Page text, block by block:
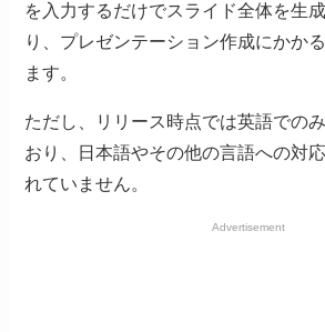
を入力するだけでスライド全体を生
り、プレゼンテーション作成にかか
ます。
ただし、リリース時点では英語での
おり、日本語やその他の言語への対
れていません。
Advertisement